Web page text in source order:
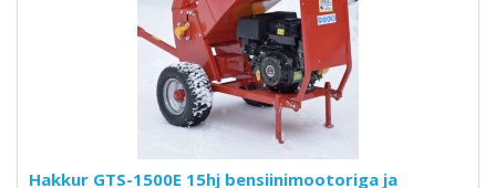
Hakkur GTS-1500E 15hj bensiinimootoriga ja